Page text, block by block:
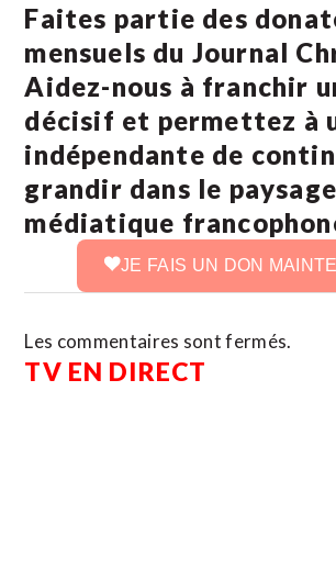
Faites partie des
mensuels du Journal
Aidez-nous à franchir
décisif et permettez à
indépendante de
grandir dans le paysage
médiatique
JE FAIS UN DON
Les commentaires sont fermés.
TV EN DIRECT